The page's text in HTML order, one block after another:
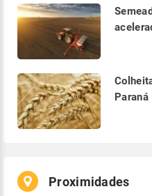
Paraná
Proximidades